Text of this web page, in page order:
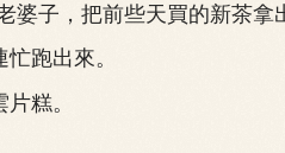
子，把前些天買的新茶拿
跑出來。
糕。